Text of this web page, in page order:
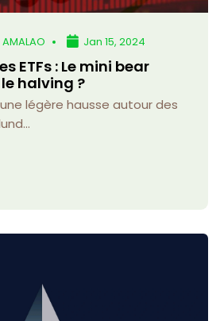
Jan 15, 2024
ETFs : Le mini bear
halving ?
légère hausse autour des